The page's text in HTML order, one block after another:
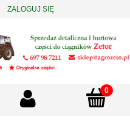
ZALOGUJ SIĘ